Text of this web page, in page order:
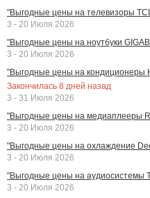
"Выгодные цены на телевизоры
3 - 20 Июля 2026
"Выгодные цены на ноутбуки
3 - 20 Июля 2026
"Выгодные цены на кондиционеры
Закончилась 8 дней назад
3 - 31 Июля 2026
"Выгодные цены на медиаплееры
3 - 20 Июля 2026
"Выгодные цены на охлаждение
3 - 20 Июля 2026
"Выгодные цены на аудиосистемы
3 - 20 Июля 2026